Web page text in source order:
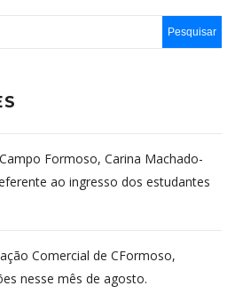
Formoso, Carina Machado-
ao ingresso dos estudantes
Comercial de CFormoso,
nesse mês de agosto.